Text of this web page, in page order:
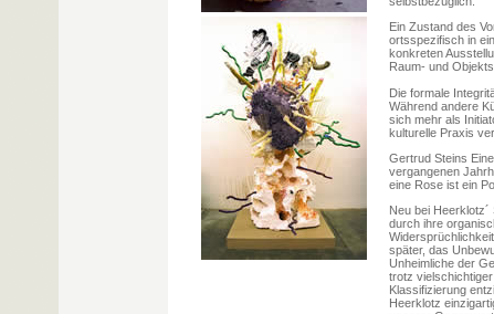
Ein Zustand des
ortsspezifisch in
konkreten
Raum- und
Die formale
Während andere
sich mehr als
kulturelle Praxis
Gertrud Steins
vergangenen
eine Rose ist ein
Neu bei
durch ihre
später, das
Unheimliche der
trotz
Klassifizierung
Heerklotz